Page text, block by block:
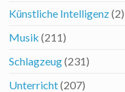
Künstliche Intelligenz(2)
Musik (211)
Schlagzeug(231)
Unterricht(207)